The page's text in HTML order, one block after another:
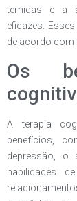
temidas e a
eficazes.
de acordo com
Os
A terapia
benefícios,
depressão, o
habilidades